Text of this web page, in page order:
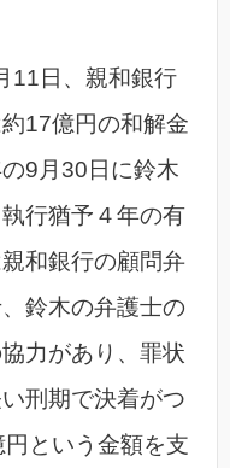
11日、親和銀行
17億円の和解金
9月30日に鈴木
行猶予４年の有
和銀行の顧問弁
鈴木の弁護士の
力があり、罪状
刑期で決着がつ
という金額を支